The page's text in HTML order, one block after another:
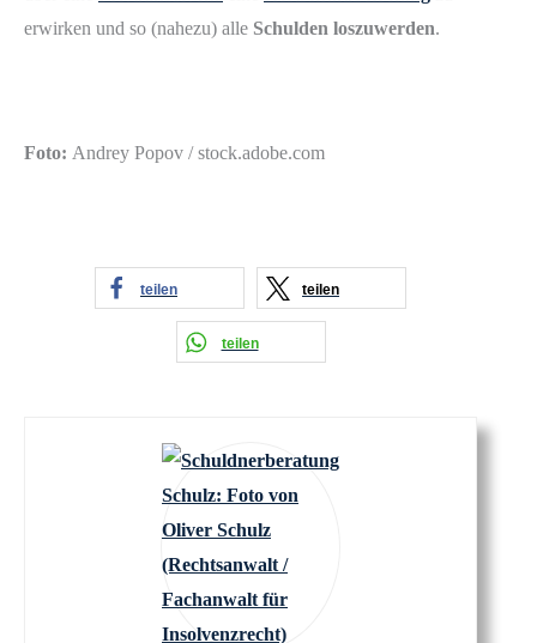
erwirken und so (nahezu) alle Schulden loszuwerden.
Foto: Andrey Popov / stock.adobe.com
teilen teilen
teilen